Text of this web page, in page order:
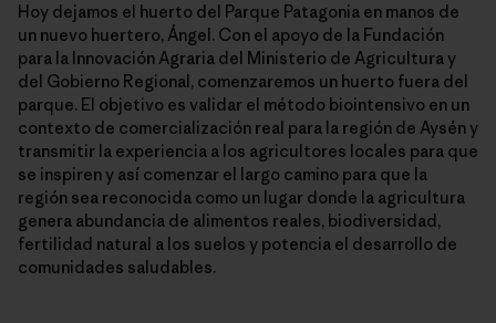
Hoy dejamos el huerto del Parque Patagonia en manos de
un nuevo huertero, Ángel. Con el apoyo de la Fundación
para la Innovación Agraria del Ministerio de Agricultura y
del Gobierno Regional, comenzaremos un huerto fuera del
parque. El objetivo es validar el método biointensivo en un
contexto de comercialización real para la región de Aysén y
transmitir la experiencia a los agricultores locales para que
se inspiren y así comenzar el largo camino para que la
región sea reconocida como un lugar donde la agricultura
genera abundancia de alimentos reales, biodiversidad,
fertilidad natural a los suelos y potencia el desarrollo de
comunidades saludables.